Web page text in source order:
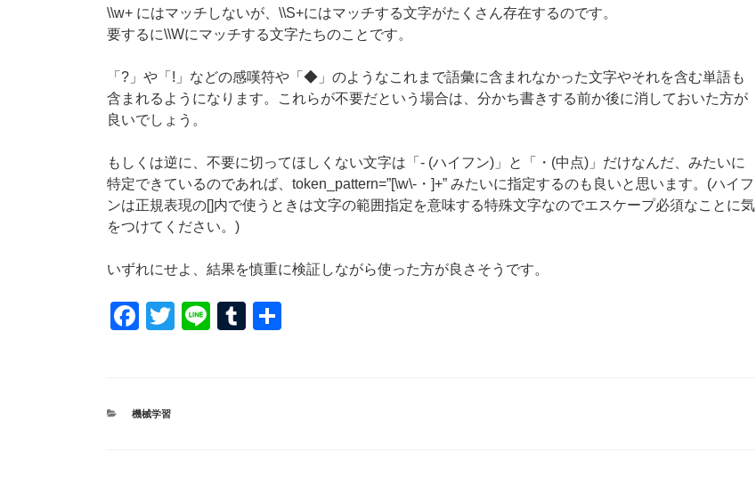
\\w+ にはマッチしないが、 \\S+にはマッチする文字がたくさん存在するのです。
要するに\\Wにマッチする文字たちのことです。
「?」や「!」などの感嘆符や「◆」のようなこれまで語彙に含まれなかった文字やそれを含む単語も
含まれるようになります。これらが不要だという場合は、分かち書きする前か後に消しておいた方が
良いでしょう。
もしくは逆に、不要に切ってほしくない文字は「- (ハイフン)」と「・(中点)」だけなんだ、みたいに
特定できているのであれば、token_pattern=”[\w\-・]+” みたいに指定するのも良いと思います。(ハイフ
ンは正規表現の[]内で使うときは文字の範囲指定を意味する特殊文字なのでエスケープ必須なことに気
をつけてください。)
いずれにせよ、結果を慎重に検証しながら使った方が良さそうです。
F
e
b
T
Li
T
カ
機械学習